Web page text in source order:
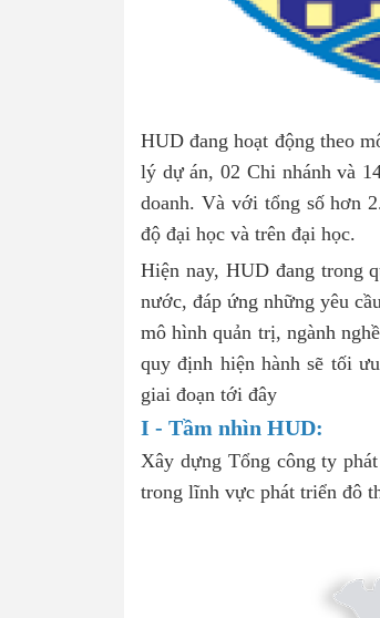
HUD đang hoạt động theo
lý dự án, 02 Chi nhánh và
doanh. Và với tổng số hơn
độ đại học và trên đại học.
Hiện nay, HUD đang trong
nước, đáp ứng những yêu
mô hình quản trị, ngành
quy định hiện hành sẽ tối
giai đoạn tới đây
I - Tầm nhìn HUD:
Xây dựng Tổng công ty
trong lĩnh vực phát triển đô